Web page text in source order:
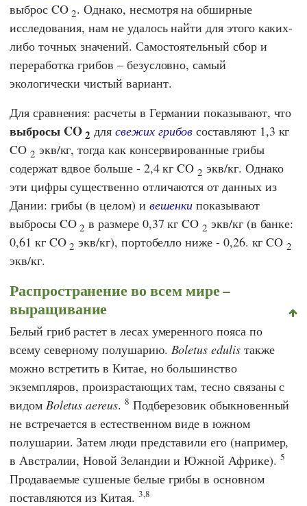
выброс CO2. Однако, несмотря на обширные
исследования, нам не удалось найти для этого каких-
либо точных значений. Самостоятельный сбор и
переработка грибов – безусловно, самый
экологически чистый вариант.
Для сравнения: расчеты в Германии показывают, что
выбросы CO2 длясвежих грибов составляют 1,3 кг
CO 2 экв/кг, тогда как консервированные грибы
содержат вдвое больше - 2,4 кг CO2 экв/кг. Однако
эти цифры существенно отличаются от данных из
Дании: грибы (в целом) и вешенки показывают
выбросы CO2 в размере 0,37 кг CO2 экв/кг (в банке:
0,61 кг CO2 экв/кг), портобелло ниже - 0,26. кг CO2
экв/кг.
Распространение во всем мире –
выращивание
Белый гриб растет в лесах умеренного пояса по
всему северному полушарию. Boletus edulisтакже
можно встретить в Китае, но большинство
экземпляров, произрастающих там, тесно связаны с
видом Boletus aereus. 8 Подберезовик обыкновенный
не встречается в естественном виде в южном
полушарии. Затем люди представили его (например,
в Австралии, Новой Зеландии и Южной Африке). 5
Продаваемые сушеные белые грибы в основном
поставляются из Китая. 3,8